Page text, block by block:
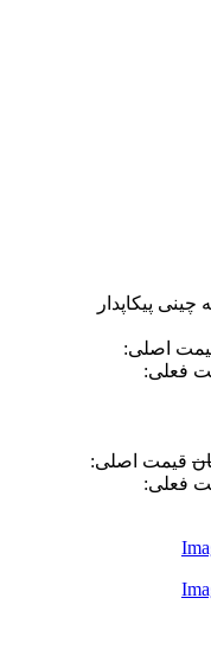
چینی پیکاپدار
اصلی:
فعلی:
قیمت اصلی:
فعلی: